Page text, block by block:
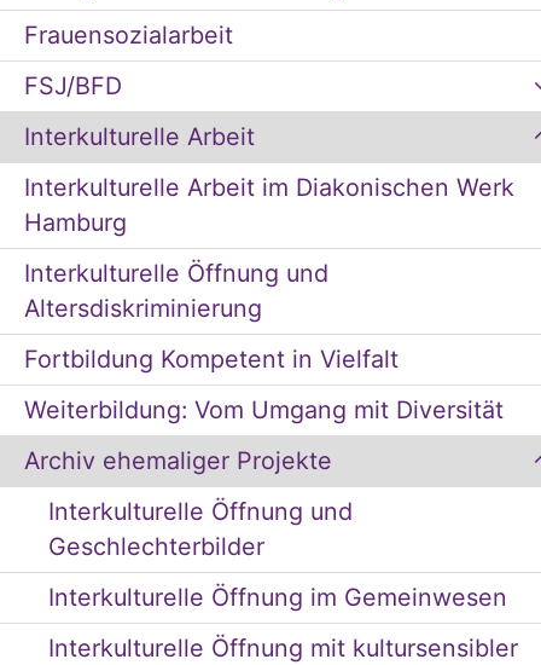
Frauensozialarbeit
FSJ/BFD
Interkulturelle Arbeit
Interkulturelle Arbeit im Diakonischen Werk
Hamburg
Interkulturelle Öffnung und
Altersdiskriminierung
Fortbildung Kompetent in Vielfalt
Weiterbildung: Vom Umgang mit Diversität
Archiv ehemaliger Projekte
Interkulturelle Öffnung und
Geschlechterbilder
Interkulturelle Öffnung im Gemeinwesen
Interkulturelle Öffnung mit kultursensibler